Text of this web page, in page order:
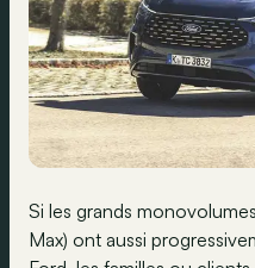
Si les grands
Max) ont aussi